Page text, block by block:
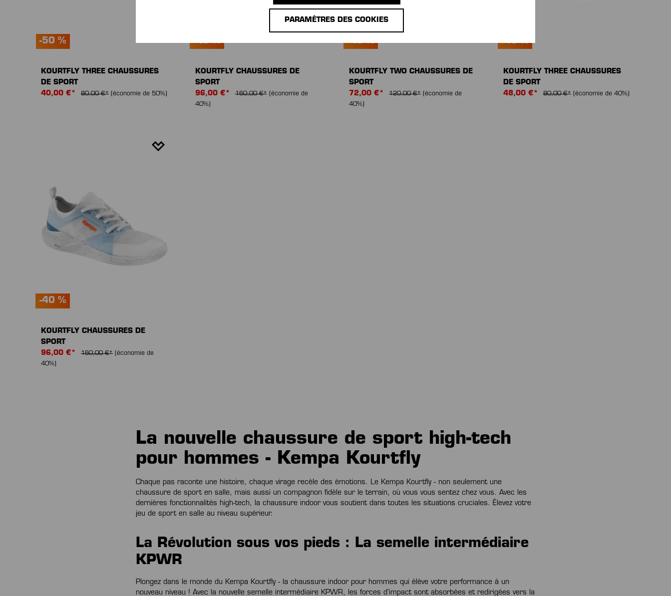
-50 %
KOURTFLY THREE CHAUSSURES
DE SPORT
40,00 €*
80,00 €* (économie de 50%)
-40 %
KOURTFLY CHAUSSURES DE
SPORT
96,00 €*
160,00 €* (économie de
40%)
-40 %
KOURTFLY TWO CHAUSSURES DE
SPORT
72,00 €*
120,00 €* (économie de
40%)
-40 %
KOURTFLY THREE CHAUSSURES
DE SPORT
48,00 €*
80,00 €* (économie de 40%)
-40 %
KOURTFLY CHAUSSURES DE
SPORT
96,00 €*
160,00 €* (économie de
40%)
La nouvelle chaussure de sport high-tech
pour hommes - Kempa Kourtfly
Chaque pas raconte une histoire, chaque virage recèle des émotions. Le Kempa Kourtfly - non seulement une
chaussure de sport en salle, mais aussi un compagnon fidèle sur le terrain, où vous vous sentez chez vous. Avec les
dernières fonctionnalités high-tech, la chaussure indoor vous soutient dans toutes les situations cruciales. Élevez votre
jeu de sport en salle au niveau supérieur.
La Révolution sous vos pieds : La semelle intermédiaire
KPWR
Plongez dans le monde du Kempa Kourtfly - la chaussure indoor pour hommes qui élève votre performance à un
nouveau niveau ! Avec la nouvelle semelle intermédiaire KPWR, les forces d'impact sont absorbées et redirigées vers la
PARAMÈTRES DES COOKIES